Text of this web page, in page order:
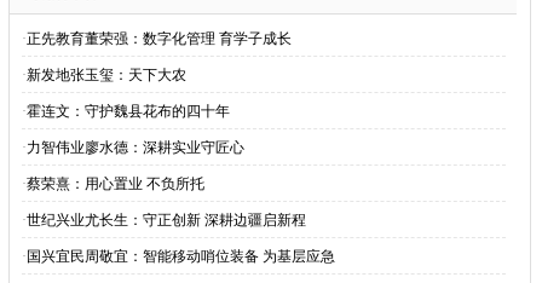
·正先教育董荣强：数字化管理 育学子成长
·新发地张玉玺：天下大农
·霍连文：守护魏县花布的四十年
·力智伟业廖水德：深耕实业守匠心
·蔡荣熹：用心置业 不负所托
·世纪兴业尤长生：守正创新 深耕边疆启新程
· 国兴宜民周敬宜：智能移动哨位装备 为基层应急